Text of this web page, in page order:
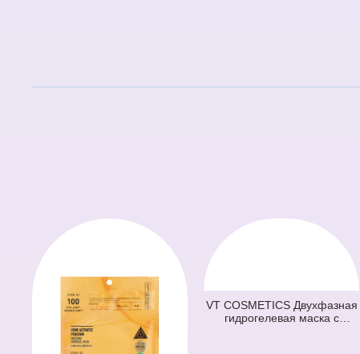
VT COSMETICS Двухфазная
гидрогелевая маска с